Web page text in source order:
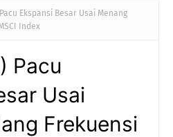
Ekspansi Besar Usai Menang
Index
Pacu
Usai
Frekuensi